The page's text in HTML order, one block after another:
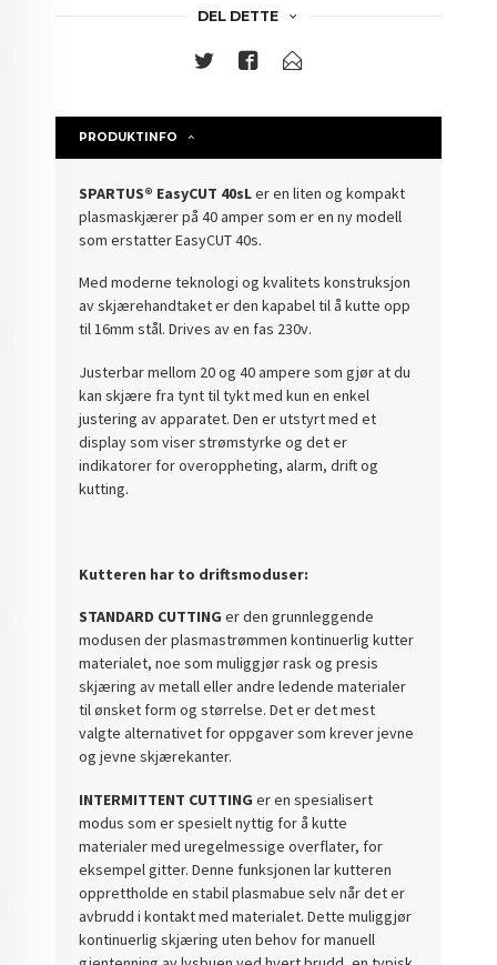
DEL DETTE
PRODUKTINFO
SPARTUS® EasyCUT 40sLer en liten og kompakt
plasmaskjærer på 40 amper som er en ny modell
som erstatter EasyCUT 40s.
Med moderne teknologi og kvalitets konstruksjon
av skjærehandtaket er den kapabel til å kutte opp
til 16mm stål. Drives av en fas 230v.
Justerbar mellom 20 og 40 ampere som gjør at du
kan skjære fra tynt til tykt med kun en enkel
justering av apparatet. Den er utstyrt med et
display som viser strømstyrke og det er
indikatorer for overoppheting, alarm, drift og
kutting.
Kutteren har to driftsmoduser:
STANDARD CUTTING er den grunnleggende
modusen der plasmastrømmen kontinuerlig kutter
materialet, noe som muliggjør rask og presis
skjæring av metall eller andre ledende materialer
til ønsket form og størrelse. Det er det mest
valgte alternativet for oppgaver som krever jevne
og jevne skjærekanter.
INTERMITTENT CUTTING er en spesialisert
modus som er spesielt nyttig for å kutte
materialer med uregelmessige overflater, for
eksempel gitter. Denne funksjonen lar kutteren
opprettholde en stabil plasmabue selv når det er
avbrudd i kontakt med materialet. Dette muliggjør
kontinuerlig skjæring uten behov for manuell